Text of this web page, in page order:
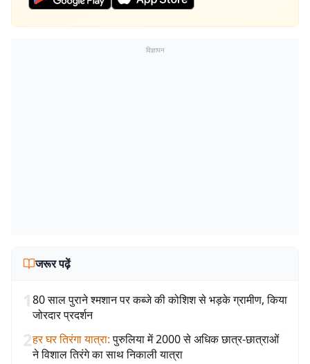
विज्ञापन
जरूर पढ़ें
180 साल पुराने श्मशान पर कब्जे की कोशिश से भड़के ग्रामीण, किया
जोरदार प्रदर्शन
2हर घर तिरंगा यात्रा: पुरुलिया में 2000 से अधिक छात्र-छात्राओं
ने विशाल तिरंगे का साथ निकाली यात्रा